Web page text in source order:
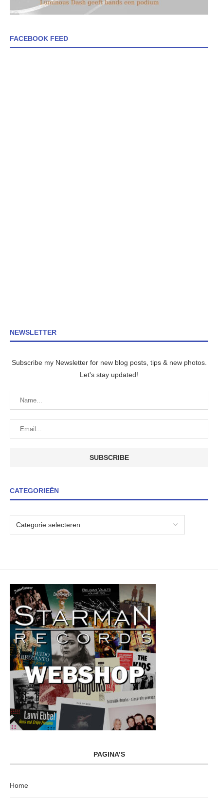
FACEBOOK FEED
NEWSLETTER
Subscribe my Newsletter for new blog posts, tips & new photos.
Let's stay updated!
CATEGORIEËN
PAGINA’S
Home